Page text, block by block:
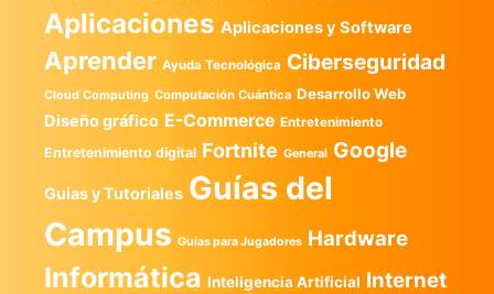
Aplicaciones Aplicaciones y Software
Aprender Ayuda Tecnológica Ciberseguridad
Cloud Computing Computación Cuántica Desarrollo Web
Diseño gráfico E-Commerce Entretenimiento
Entretenimiento digital Fortnite General Google
Guias y Tutoriales Guías del
Campus Guías para Jugadores Hardware
Informática Inteligencia Artificial Internet